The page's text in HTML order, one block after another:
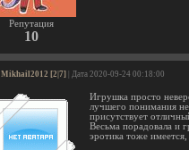
Репутация
10
Mikhail2012 [2|7] | Дата 2020-09-24 00:18:00
Игрушка просто
лучшего понимания
присутствует
Весьма порадовала и
эротика тоже